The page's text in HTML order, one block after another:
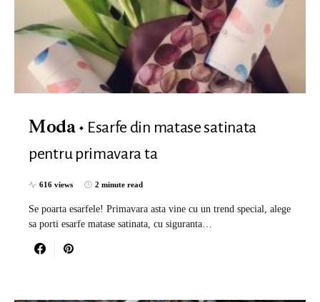
Moda
Esarfe din matase satinata
pentru primavara ta
616 views 2 minute read
Se poarta esarfele! Primavara asta vine cu un trend special, alege
sa porti esarfe matase satinata, cu siguranta…